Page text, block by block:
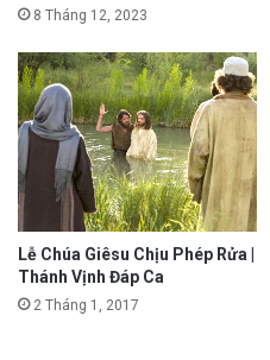
8 Tháng 12, 2023
Lễ Chúa Giêsu Chịu Phép Rửa |
Thánh Vịnh Đáp Ca
2 Tháng 1, 2017